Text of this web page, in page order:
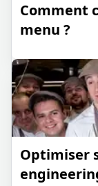
Comment
menu ?
Optimiser